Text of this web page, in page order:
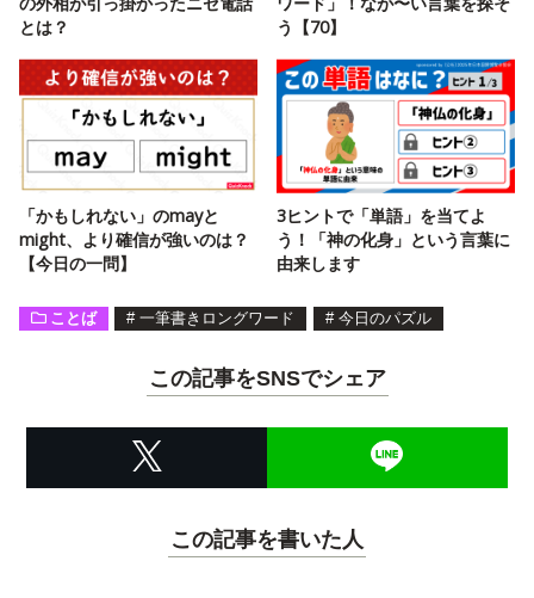
とは？
う【70】
「かもしれない」のmayと
might、より確信が強いのは？
【今日の一問】
3ヒントで「単語」を当てよ
う！「神の化身」という言葉に
由来します
ことば # 一筆書きロングワード # 今日のパズル
この記事をSNSでシェア
この記事を書いた人